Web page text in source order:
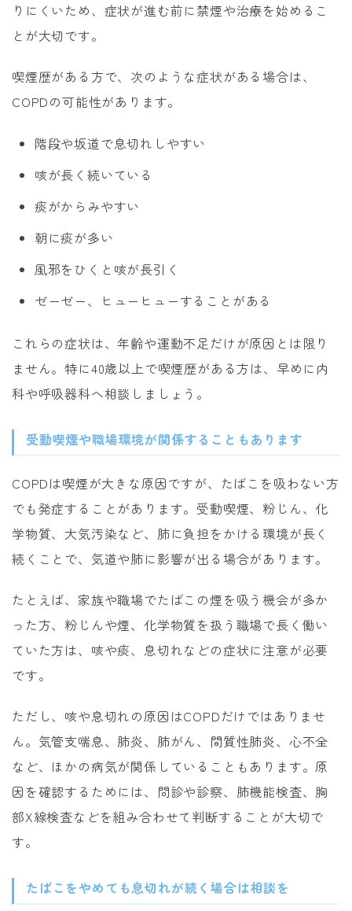
りにくいため、症状が進む前に禁煙や治療を始めるこ
とが大切です。
喫煙歴がある方で、次のような症状がある場合は、
COPDの可能性があります。
階段や坂道で息切れしやすい
咳が長く続いている
痰がからみやすい
朝に痰が多い
風邪をひくと咳が長引く
ゼーゼー、ヒューヒューすることがある
これらの症状は、年齢や運動不足だけが原因とは限り
ません。特に40歳以上で喫煙歴がある方は、早めに内
科や呼吸器科へ相談しましょう。
受動喫煙や職場環境が関係することもあります
COPDは喫煙が大きな原因ですが、たばこを吸わない方
でも発症することがあります。受動喫煙、粉じん、化
学物質、大気汚染など、肺に負担をかける環境が長く
続くことで、気道や肺に影響が出る場合があります。
たとえば、家族や職場でたばこの煙を吸う機会が多か
った方、粉じんや煙、化学物質を扱う職場で長く働い
ていた方は、咳や痰、息切れなどの症状に注意が必要
です。
ただし、咳や息切れの原因はCOPDだけではありませ
ん。気管支喘息、肺炎、肺がん、間質性肺炎、心不全
など、ほかの病気が関係していることもあります。原
因を確認するためには、問診や診察、肺機能検査、胸
部X線検査などを組み合わせて判断することが大切で
す。
たばこをやめても息切れが続く場合は相談を